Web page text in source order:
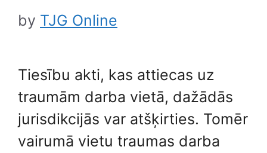
by TJG Online
Tiesību akti, kas attiecas uz
traumām darba vietā, dažādās
jurisdikcijās var atšķirties. Tomēr
vairumā vietu traumas darba